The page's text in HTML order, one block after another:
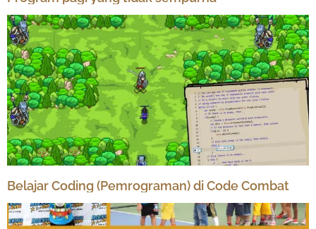
Belajar Coding (Pemrograman) di Code Combat